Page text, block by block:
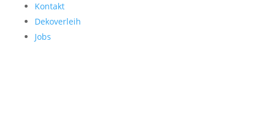
Kontakt
Dekoverleih
Jobs